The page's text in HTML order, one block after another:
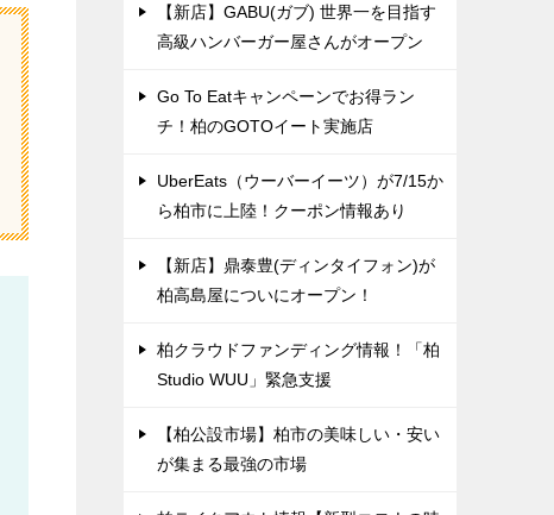
【新店】GABU(ガブ) 世界一を目指す
高級ハンバーガー屋さんがオープン
Go To Eatキャンペーンでお得ラン
チ！柏のGOTOイート実施店
UberEats（ウーバーイーツ）が7/15か
ら柏市に上陸！クーポン情報あり
【新店】鼎泰豊(ディンタイフォン)が
柏高島屋についにオープン！
柏クラウドファンディング情報！「柏
Studio WUU」緊急支援
【柏公設市場】柏市の美味しい・安い
が集まる最強の市場